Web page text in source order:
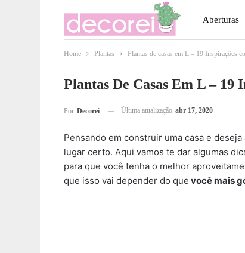
Aberturas
Móveis
Home Plantas Plantas de casas em L – 19 Inspirações
Plantas De Casas Em L – 19
Por Decorei Última atualização abr 17, 2020
Pensando em construir uma casa e deseja
lugar certo. Aqui vamos te dar algumas
para que você tenha o melhor
que isso vai depender do que você mais